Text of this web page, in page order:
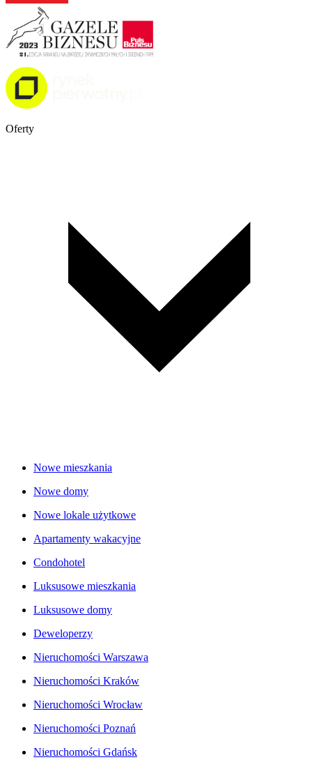
Oferty
Nowe mieszkania
Nowe domy
Nowe lokale użytkowe
Apartamenty wakacyjne
Condohotel
Luksusowe mieszkania
Luksusowe domy
Deweloperzy
Nieruchomości Warszawa
Nieruchomości Kraków
Nieruchomości Wrocław
Nieruchomości Poznań
Nieruchomości Gdańsk